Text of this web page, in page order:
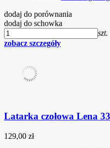
dodaj do porównania
dodaj do schowka
szt.
zobacz szczegóły
Latarka czołowa Lena
129,00 zł